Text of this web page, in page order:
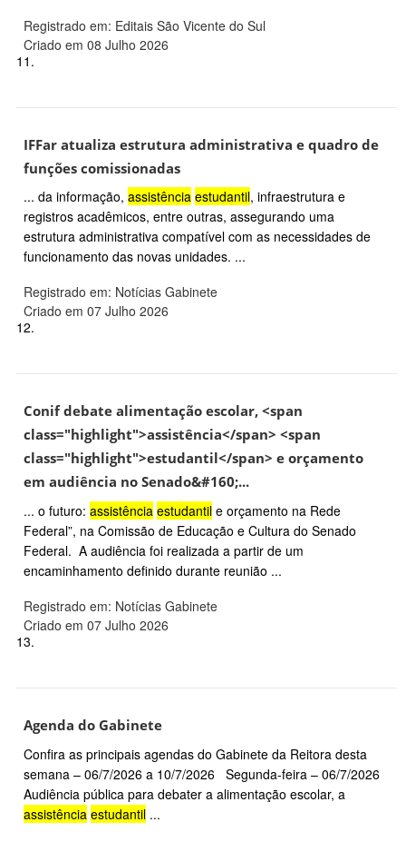
Registrado em: Editais São Vicente do Sul
Criado em 08 Julho 2026
11.
IFFar atualiza estrutura administrativa e quadro de
funções comissionadas
... da informação, assistência estudantil, infraestrutura e
registros acadêmicos, entre outras, assegurando uma
estrutura administrativa compatível com as necessidades de
funcionamento das novas unidades. ...
Registrado em: Notícias Gabinete
Criado em 07 Julho 2026
12.
Conif debate alimentação escolar, <span
class="highlight">assistência</span> <span
class="highlight">estudantil</span> e orçamento
em audiência no Senado&#160;...
... o futuro: assistência estudantil e orçamento na Rede
Federal”, na Comissão de Educação e Cultura do Senado
Federal. A audiência foi realizada a partir de um
encaminhamento definido durante reunião ...
Registrado em: Notícias Gabinete
Criado em 07 Julho 2026
13.
Agenda do Gabinete
Confira as principais agendas do Gabinete da Reitora desta
semana – 06/7/2026 a 10/7/2026 Segunda-feira – 06/7/2026
Audiência pública para debater a alimentação escolar, a
assistência estudantil ...